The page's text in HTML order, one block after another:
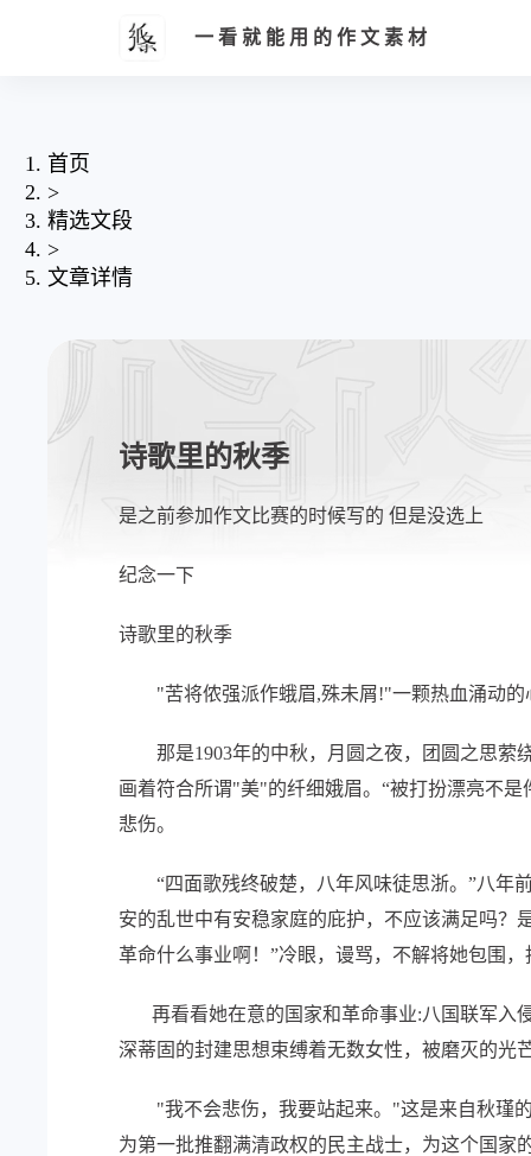
一看就能用的作文素材
首页
>
精选文段
>
文章详情
诗歌里的秋季
是之前参加作文比赛的时候写的 但是没选上
纪念一下
诗歌里的秋季
"苦将侬强派作蛾眉,殊未屑!"一颗热血涌动的
那是1903年的中秋，月圆之夜，团圆之思萦绕
画着符合所谓"美"的纤细娥眉。“被打扮漂亮不
悲伤。
“四面歌残终破楚，八年风味徒思浙。”八年前
安的乱世中有安稳家庭的庇护，不应该满足吗？
革命什么事业啊！”冷眼，谩骂，不解将她包围
再看看她在意的国家和革命事业:八国联军入侵
深蒂固的封建思想束缚着无数女性，被磨灭的光
"我不会悲伤，我要站起来。"这是来自秋瑾的
为第一批推翻满清政权的民主战士，为这个国家